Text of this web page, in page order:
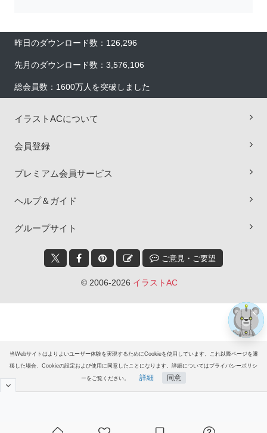
当Webサイトはよりよいユーザー体験を実現するためにCookieを使用しています。これ以降ページを遷
移した場合、Cookieの設定および使用に同意したことになります。詳細についてはプライバシーポリシ
ーをご覧ください。 詳細 同意
昨日のダウンロード数：126,296
先月のダウンロード数：3,576,106
総会員数：1600万人を突破しました
イラストACについて
会員登録
プレミアム会員サービス
ヘルプ＆ガイド
グループサイト
ご意見・ご要望
© 2006-2026 イラストAC